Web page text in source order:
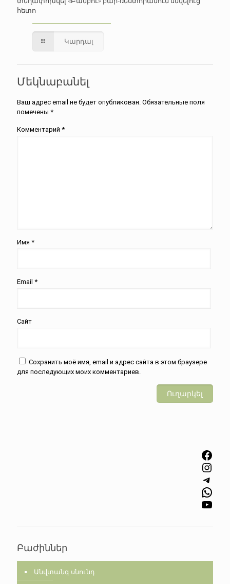
հետո
Կարդալ
Մեկնաբանել
Ваш адрес email не будет опубликован. Обязательные поля
помечены *
Комментарий *
Имя *
Email *
Сайт
Сохранить моё имя, email и адрес сайта в этом браузере
для последующих моих комментариев.
Facebook
Instagram
Telegram
WhatsApp
YouTube
Բաժիններ
Անվտանգ սնունդ